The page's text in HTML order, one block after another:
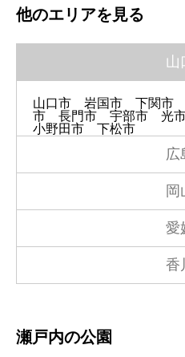
他のエリアを見る
山
山口市 岩国市 下関市
市
長門市 宇部市 光
小野田市
下松市
広
岡
愛
香
瀬戸内の公園